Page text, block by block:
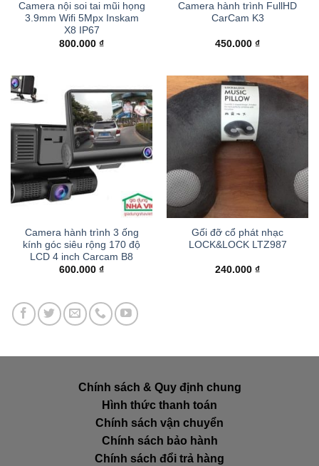
Camera nội soi tai mũi họng
3.9mm Wifi 5Mpx Inskam
X8 IP67
800.000 ₫
Camera hành trình FullHD
CarCam K3
450.000 ₫
Camera hành trình 3 ống
kính góc siêu rộng 170 độ
LCD 4 inch Carcam B8
600.000 ₫
Gối đỡ cổ phát nhạc
LOCK&LOCK LTZ987
240.000 ₫
Chính sách & Quy định chung
Hình thức thanh toán
Chính sách vận chuyển
Chính sách bảo hành
Chính sách đổi trả hàng